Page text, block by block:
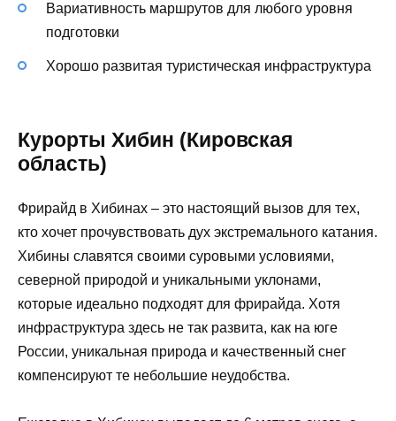
Вариативность маршрутов для любого уровня
подготовки
Хорошо развитая туристическая инфраструктура
Курорты Хибин (Кировская
область)
Фрирайд в Хибинах – это настоящий вызов для тех,
кто хочет прочувствовать дух экстремального катания.
Хибины славятся своими суровыми условиями,
северной природой и уникальными уклонами,
которые идеально подходят для фрирайда. Хотя
инфраструктура здесь не так развита, как на юге
России, уникальная природа и качественный снег
компенсируют те небольшие неудобства.